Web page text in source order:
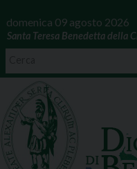
domenica 09 agosto 2026
Santa Teresa Benedetta della